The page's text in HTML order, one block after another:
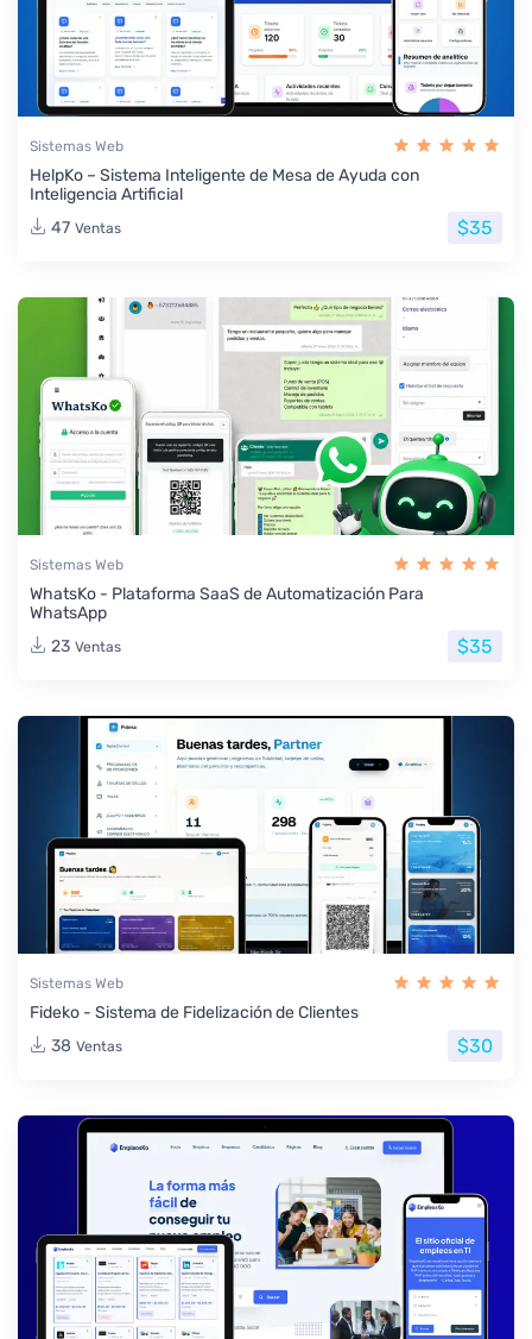
Sistemas Web
HelpKo – Sistema Inteligente de Mesa de Ayuda con
Inteligencia Artificial
47 Ventas $35
Sistemas Web
WhatsKo - Plataforma SaaS de Automatización Para
WhatsApp
23 Ventas $35
Sistemas Web
Fideko - Sistema de Fidelización de Clientes
38 Ventas $30